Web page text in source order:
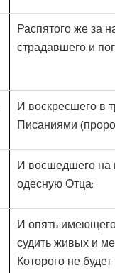
Распятого же за
страдавшего и
И воскресшего в
Писаниями
И восшедшего на
одесную Отца;
И опять
судить живых и
Которого не